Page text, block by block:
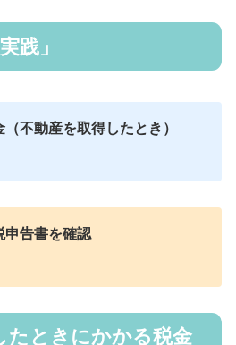
実践」
不動産を取得したとき）
申告書を確認
たときにかかる税金